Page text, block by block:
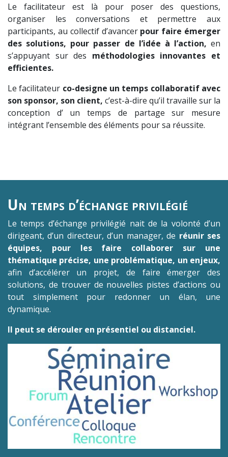
Le facilitateur est là pour poser des questions,
organiser les conversations et permettre aux
participants, au collectif d’avancer pour faire émerger
des solutions, pour passer de l’idée à l’action, en
s’appuyant sur des méthodologies innovantes et
efficientes.
Le facilitateur co-designe un temps collaboratif avec
son sponsor, son client, c’est-à-dire qu’il travaille sur la
conception d’ un temps de partage sur mesure
intégrant l’ensemble des éléments pour sa réussite.
Un temps d’échange privilégié
Le temps d’échange privilégié nait de la volonté d’un
dirigeant, d’un directeur, d’un manager, de réunir ses
équipes, pour les faire collaborer sur une
thématique précise, une problématique, un enjeux,
afin d’accélérer un projet, de faire émerger des
solutions, de trouver de nouvelles pistes d’actions ou
tout simplement pour redonner un élan, une
dynamique.
Il peut se dérouler en présentiel ou distanciel.